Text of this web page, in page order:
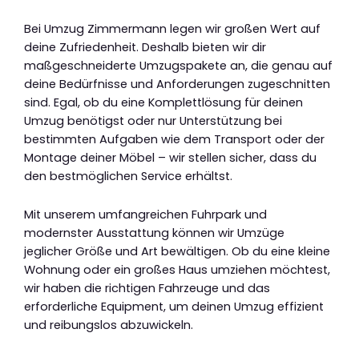
Bei Umzug Zimmermann legen wir großen Wert auf
deine Zufriedenheit. Deshalb bieten wir dir
maßgeschneiderte Umzugspakete an, die genau auf
deine Bedürfnisse und Anforderungen zugeschnitten
sind. Egal, ob du eine Komplettlösung für deinen
Umzug benötigst oder nur Unterstützung bei
bestimmten Aufgaben wie dem Transport oder der
Montage deiner Möbel – wir stellen sicher, dass du
den bestmöglichen Service erhältst.
Mit unserem umfangreichen Fuhrpark und
modernster Ausstattung können wir Umzüge
jeglicher Größe und Art bewältigen. Ob du eine kleine
Wohnung oder ein großes Haus umziehen möchtest,
wir haben die richtigen Fahrzeuge und das
erforderliche Equipment, um deinen Umzug effizient
und reibungslos abzuwickeln.